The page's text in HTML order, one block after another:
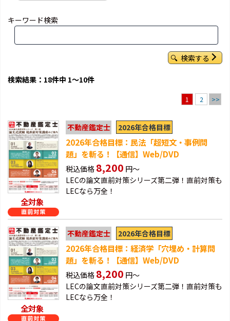
キーワード検索
検索する
検索結果：18件中 1～10件
1 2 >>
全対象
不動産鑑定士 2026年合格目標
2026年合格目標：民法「超短文・事例問
題」を斬る！【通信】Web/DVD
税込価格 8,200 円～
LECの論文直前対策シリーズ第二弾！直前対策も
LECなら万全！
全対象
不動産鑑定士 2026年合格目標
2026年合格目標：経済学「穴埋め・計算問
題」を斬る！【通信】Web/DVD
税込価格 8,200 円～
LECの論文直前対策シリーズ第二弾！直前対策も
LECなら万全！